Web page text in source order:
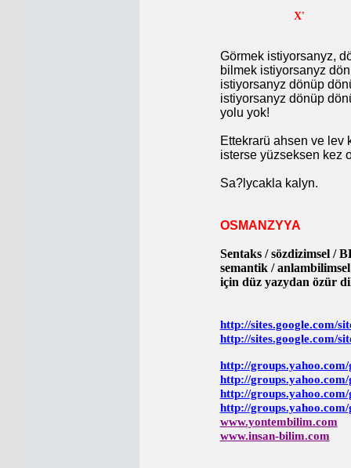
X'
Görmek istiyorsanyz,
bilmek istiyorsanyz
istiyorsanyz dönüp
istiyorsanyz dönüp
yolu yok!
Ettekrarü ahsen ve lev
isterse yüzseksen kez
Sa?lycakla kalyn.
OSMANZYYA
Sentaks / sözdizimsel /
semantik /
için düz yazydan özür
http://sites.google.com/
http://sites.google.com/
http://
http://
http://
http://
www.yontembilim.com
www.insan-bilim.com